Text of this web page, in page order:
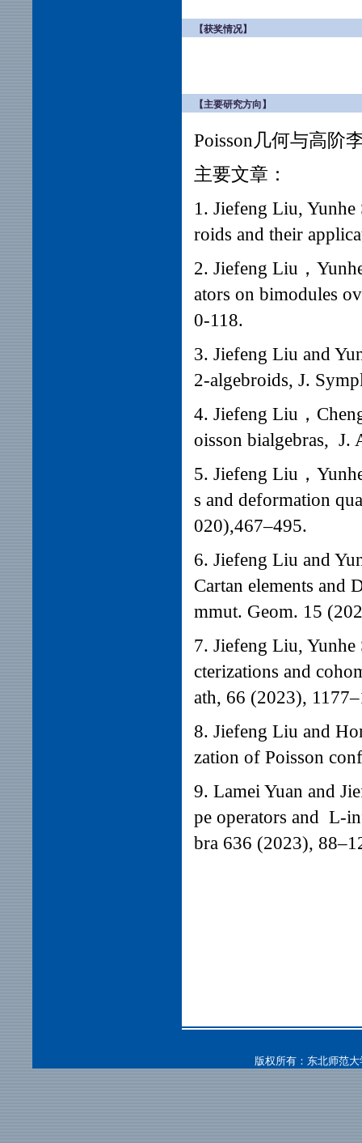
【获奖情况】
【主要研究方向】
Poisson几何与高阶
主要文章：
1. Jiefeng Liu,
roids and their
2. Jiefeng Liu，
ators on bimodules
0-118.
3. Jiefeng Liu and
2-algebroids, J.
4. Jiefeng Liu，
oisson bialgebras, J.
5. Jiefeng Liu，
s and deformation
020),467–495.
6. Jiefeng Liu and
Cartan elements and
mmut. Geom. 15
7. Jiefeng Liu, Yunhe
cterizations and
ath, 66 (2023),
8. Jiefeng Liu and
zation of Poisson
9. Lamei Yuan and
pe operators and L-
bra 636 (2023),
版权所有：东北师范